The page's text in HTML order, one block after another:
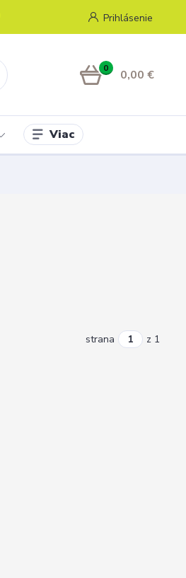
Prihlásenie
0 0,00 €
Viac
strana z 1